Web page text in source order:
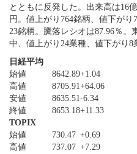
とともに反発した。出来高は16
円。値上がり764銘柄、値下が
23銘柄。騰落レシオは87.96％。
中、値上がり24業種、値下がり8
日経平均
始値
8642.89+1.04
高値
8705.91+64.06
安値
8635.51-6.34
終値
8653.18+11.33
TOPIX
始値
730.47 +0.69
高値
737.07 +7.29